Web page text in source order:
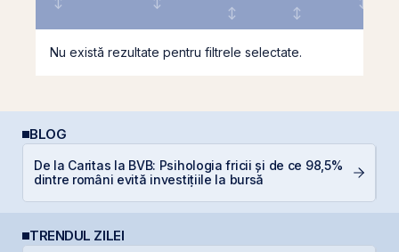
Nu există rezultate pentru filtrele selectate.
BLOG
De la Caritas la BVB: Psihologia fricii și de ce 98,5%
dintre români evită investițiile la bursă
TRENDUL ZILEI